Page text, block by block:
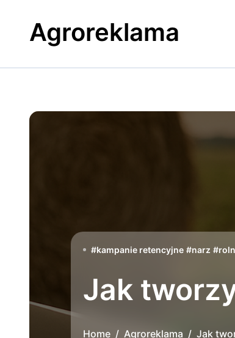
contentAgroreklama
#kampanie retencyjne #narz #
Jak
Home Agroreklama Jak